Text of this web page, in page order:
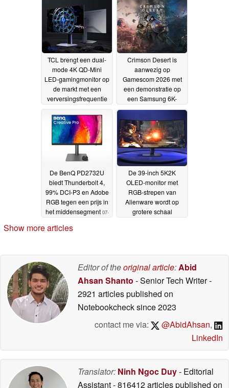
2026
09-07-2026
TCL brengt een dual-
mode 4K QD-Mini
LED-gamingmonitor op
de markt met een
verversingsfrequentie
09-07-2026
Crimson Desert is
aanwezig op
Gamescom 2026 met
een demonstratie op
een Samsung 6K-
monitor08-07-2026
De BenQ PD2732U
biedt Thunderbolt 4,
99% DCI-P3 en Adobe
RGB tegen een prijs in
het middensegment 07-
De 39-inch 5K2K
OLED-monitor met
RGB-strepen van
Alienware wordt op
grotere schaal
Show more articles
Editor of theoriginal article:Abid
Ahsan Shanto - Senior Tech Writer-
2921 articles published on
Notebookchecksince 2023
contact me via:
@AbidAhsan,
LinkedIn
Translator: Ninh Ngoc Duy- Editorial
Assistant- 816412 articles published on